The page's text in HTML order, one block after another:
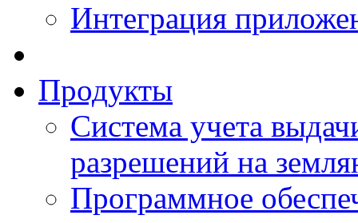
Интеграция
Продукты
Система учета
разрешений на
Программное